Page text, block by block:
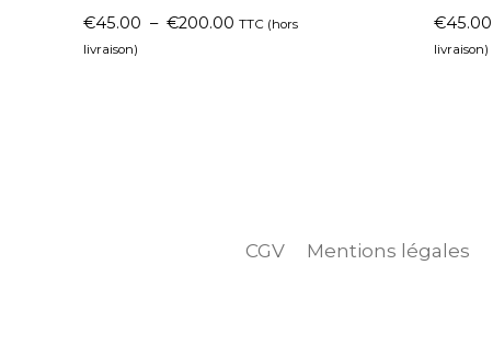
€45.00 – €200.00 TTC (hors
livraison)
€45.00
livraison)
CGV Mentions légales